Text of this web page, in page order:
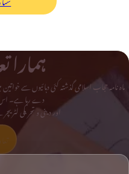
ہمارا
ماہ نامہ حجاب اسلامی گذشتہ کئی دہائیوں سے
دے رہا ہے۔ اس
اور دینی و تحریکی